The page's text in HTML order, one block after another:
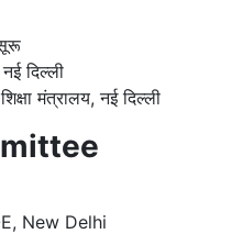
दिल्ली
मंत्रालय, नई दिल्ली
New Delhi